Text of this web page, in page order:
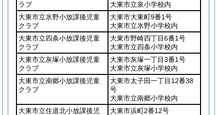
ラブ
大東市立泉小学校内
大東市立氷野小放課後児童
クラブ
大東市大東町9番1号
大東市立氷野小学校内
大東市立四条小放課後児童
クラブ
大東市野崎四丁目6番1号
大東市立四条小学校内
大東市立灰塚小放課後児童
クラブ
大東市灰塚一丁目3番1号
大東市立灰塚小学校内
大東市立南郷小放課後児童
クラブ
大東市太子田一丁目12番38
号
大東市立南郷小学校内
大東市立住道北小放課後児
大東市浜町2番12号